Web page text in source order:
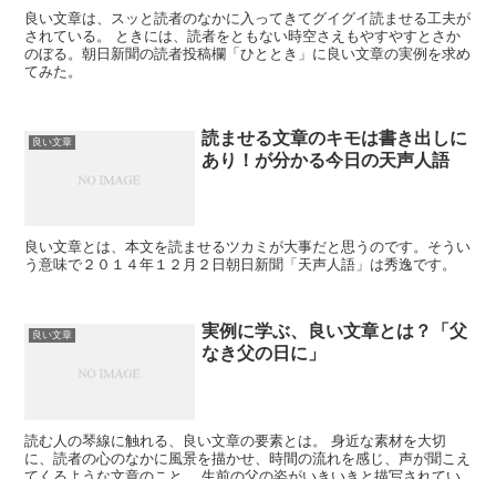
良い文章は、スッと読者のなかに入ってきてグイグイ読ませる工夫が
されている。 ときには、読者をともない時空さえもやすやすとさか
のぼる。朝日新聞の読者投稿欄「ひととき」に良い文章の実例を求め
てみた。
良い文章
読ませる文章のキモは書き出しに
あり！が分かる今日の天声人語
良い文章とは、本文を読ませるツカミが大事だと思うのです。そうい
う意味で２０１４年１２月２日朝日新聞「天声人語」は秀逸です。
良い文章
実例に学ぶ、良い文章とは？「父
なき父の日に」
読む人の琴線に触れる、良い文章の要素とは。 身近な素材を大切
に、読者の心のなかに風景を描かせ、時間の流れを感じ、声が聞こえ